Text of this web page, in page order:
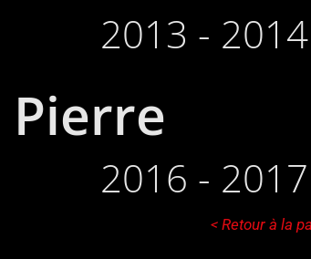
2013 -
2016 -
< Retour à la